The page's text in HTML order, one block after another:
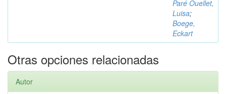
Paré Ouellet,
Luisa;
Boege,
Eckart
Otras opciones relacionadas
Autor